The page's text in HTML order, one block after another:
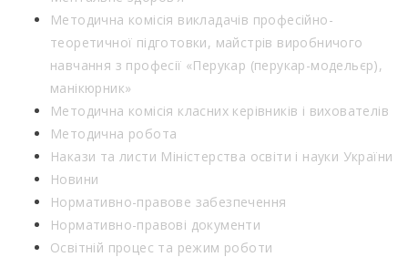
Методична комісія викладачів професійно-
теоретичної підготовки, майстрів виробничого
навчання з професії «Перукар (перукар-модельєр),
манікюрник»
Методична комісія класних керівників і вихователів
Методична робота
Накази та листи Міністерства освіти і науки України
Новини
Нормативно-правове забезпечення
Нормативно-правові документи
Освітній процес та режим роботи